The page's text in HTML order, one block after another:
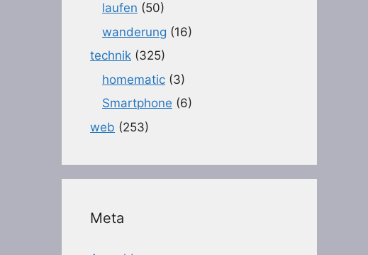
laufen (50)
wanderung (16)
technik (325)
homematic (3)
Smartphone (6)
web (253)
Meta